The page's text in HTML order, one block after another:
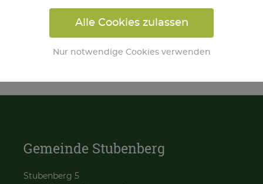
Gemeinde Stubenberg
Stubenberg 5
Alle Cookies zulassen
Nur notwendige Cookies verwenden